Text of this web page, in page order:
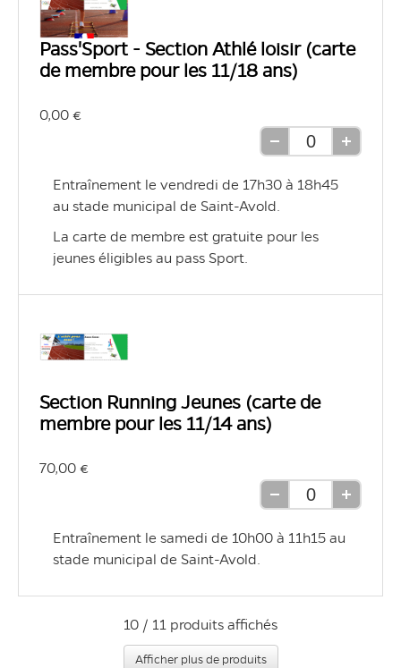
Pass'Sport - Section Athlé loisir (carte
de membre pour les 11/18 ans)
0,00 €
Retirer
unité
Ajouter
Entraînement le vendredi de 17h30 à 18h45
au stade municipal de Saint-Avold.
La carte de membre est gratuite pour les
jeunes éligibles au pass Sport.
Section Running Jeunes (carte de
membre pour les 11/14 ans)
70,00 €
Retirer
unité
Ajouter
Entraînement le samedi de 10h00 à 11h15 au
stade municipal de Saint-Avold.
10 / 11 produits affichés
Afficher plus de produits